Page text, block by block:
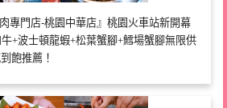
專門店-桃園中華店』桃園火車站新開幕
+波士頓龍蝦+松葉蟹腳+鱈場蟹腳無限供
飽推薦！